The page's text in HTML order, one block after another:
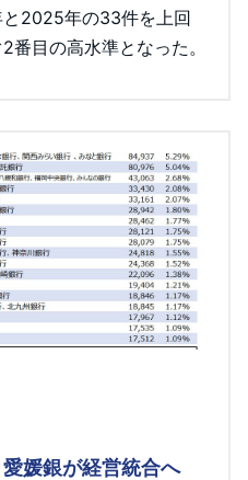
2025年の33件を上回
目の高水準となった。
愛媛銀が経営統合へ